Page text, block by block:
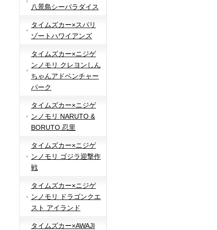
八景島シーパラダイス
タイムズカー×スパリ
ゾートハワイアンズ
タイムズカー×ニジゲ
ンノモリ クレヨンしん
ちゃんアドベンチャー
パーク
タイムズカー×ニジゲ
ンノモリ NARUTO &
BORUTO 忍里
タイムズカー×ニジゲ
ンノモリ ゴジラ迎撃作
戦
タイムズカー×ニジゲ
ンノモリ ドラゴンクエ
スト アイランド
タイムズカー×AWAJI